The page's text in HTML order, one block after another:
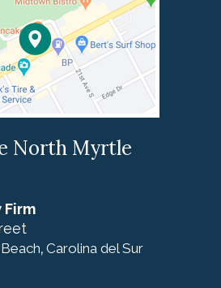
North Myrtle
Firm
, Carolina del Sur